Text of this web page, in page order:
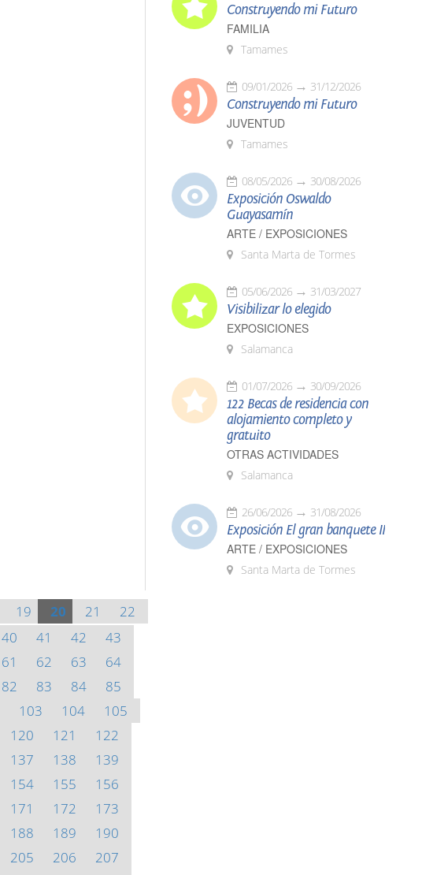
19 20 21
22
40 41 42
43
61 62 63
64
82 83 84
85
103 104
105
120 121
122
137 138
139
154 155
156
171 172
173
188 189
190
205 206
207
Construyendo mi Futuro
FAMILIA
Tamames
09/01/2026 31/12/2026
Construyendo mi Futuro
JUVENTUD
Tamames
08/05/2026 30/08/2026
Exposición Oswaldo
Guayasamín
ARTE / EXPOSICIONES
Santa Marta de Tormes
05/06/2026 31/03/2027
Visibilizar lo elegido
EXPOSICIONES
Salamanca
01/07/2026 30/09/2026
122 Becas de residencia con
alojamiento completo y
gratuito
OTRAS ACTIVIDADES
Salamanca
26/06/2026 31/08/2026
Exposición El gran banquete II
ARTE / EXPOSICIONES
Santa Marta de Tormes